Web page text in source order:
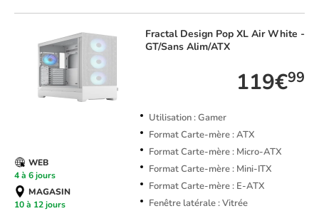
Fractal Design Pop XL Air White -
GT/Sans Alim/ATX
119€99
Utilisation : Gamer
Format Carte-mère : ATX
Format Carte-mère : Micro-ATX
Format Carte-mère : Mini-ITX
Format Carte-mère : E-ATX
Fenêtre latérale : Vitrée
WEB
4 à 6 jours
MAGASIN
10 à 12 jours